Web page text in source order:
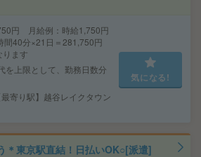
円 月給例：時給1,750円
40分×21日＝281,750円
ります
を上限として、勤務日数分
寄り駅】越谷レイクタウン
気になる!
＊東京駅直結！日払いOK○[派遣]